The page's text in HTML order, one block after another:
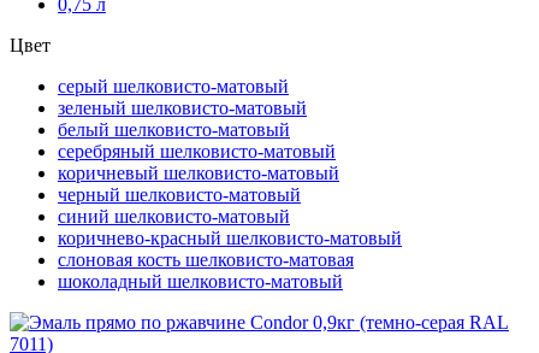
Цвет
серый шелковисто-матовый
зеленый шелковисто-матовый
белый шелковисто-матовый
серебряный шелковисто-матовый
коричневый шелковисто-матовый
черный шелковисто-матовый
синий шелковисто-матовый
коричнево-красный шелковисто-матовый
слоновая кость шелковисто-матовая
шоколадный шелковисто-матовый